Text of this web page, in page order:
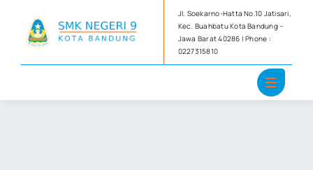
content
Jl. Soekarno-Hatta No.10 Jatisari,
Kec. Buahbatu Kota Bandung –
Jawa Barat 40286 | Phone :
0227315810